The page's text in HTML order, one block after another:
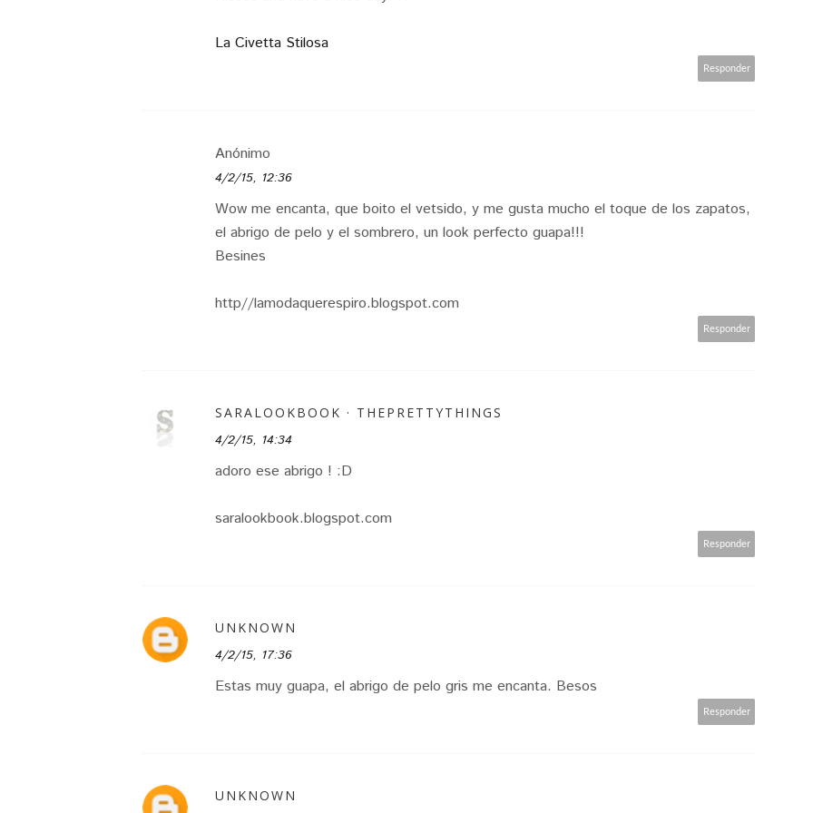
La Civetta Stilosa
Responder
Anónimo
4/2/15, 12:36
Wow me encanta, que boito el vetsido, y me gusta mucho el toque de los zapatos,
el abrigo de pelo y el sombrero, un look perfecto guapa!!!
Besines
http//lamodaquerespiro.blogspot.com
Responder
SARALOOKBOOK · THEPRETTYTHINGS
4/2/15, 14:34
adoro ese abrigo ! :D
saralookbook.blogspot.com
Responder
UNKNOWN
4/2/15, 17:36
Estas muy guapa, el abrigo de pelo gris me encanta. Besos
Responder
UNKNOWN